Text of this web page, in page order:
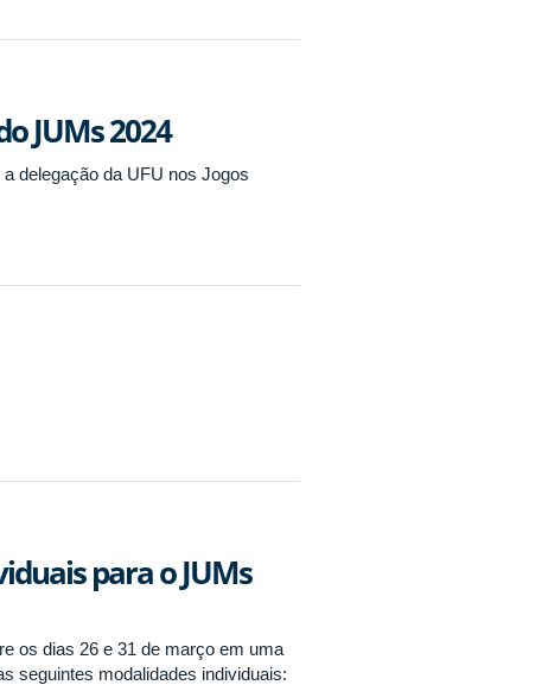
JUMs 2024
delegação da UFU nos Jogos
para o JUMs
os dias 26 e 31 de março em uma
seguintes modalidades individuais: